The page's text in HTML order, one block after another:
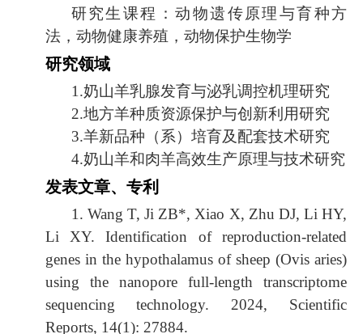
研究生课程：动物遗传原理与育种方
法，动物健康养殖，动物保护生物学
研究领域
1.奶山羊乳腺发育与泌乳调控机理研究
2.地方羊种质资源保护与创新利用研究
3.羊新品种（系）培育及配套技术研究
4.奶山羊和肉羊高效生产原理与技术研究
发表文章、专利
1. Wang T, Ji ZB*, Xiao X, Zhu DJ, Li HY,
Li XY. Identification of reproduction-related
genes in the hypothalamus of sheep (Ovis aries)
using the nanopore full-length transcriptome
sequencing technology. 2024, Scientific
Reports, 14(1): 27884.